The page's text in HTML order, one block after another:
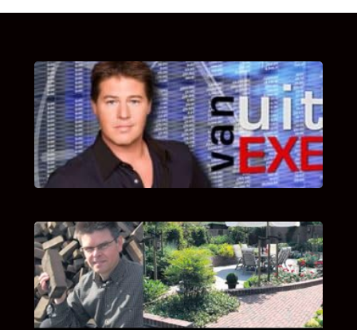
UITSTEL VAN EXECUTIE
Bekijk hier de fragmenten van de deelname
van Bricks and Stones aan dit programma.
INTERVIEW MET HANS BOEREMA
Hoe Bricks and Stones ontstaan is en wat
Hans Boerema motiveert in de wereld van
klinkers en tegels!